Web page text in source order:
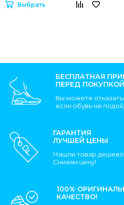
Выбрать
БЕСПЛАТНАЯ
ПЕРЕД
Вы можете
если обувь не
ГАРАНТИЯ
ЛУЧШЕЙ ЦЕНЫ
Нашли товар
Снизим цену!
100%
КАЧЕСТВО!